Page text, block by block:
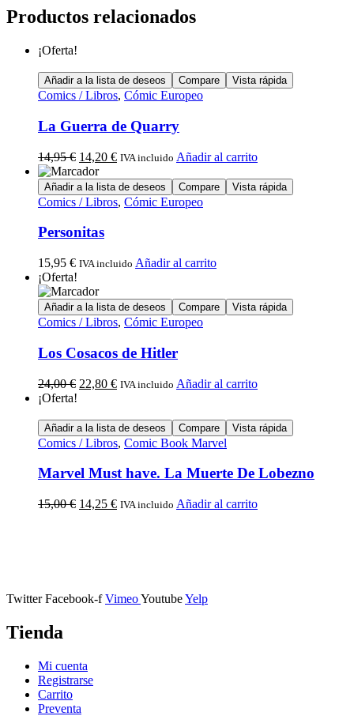
Productos relacionados
¡Oferta!
Añadir a la lista de deseos Compare Vista rápida
Comics / Libros, Cómic Europeo
La Guerra de Quarry
14,95€ 14,20 € IVA incluido Añadir al carrito
Añadir a la lista de deseos Compare Vista rápida
Comics / Libros, Cómic Europeo
Personitas
15,95 € IVA incluido Añadir al carrito
¡Oferta!
Añadir a la lista de deseos Compare Vista rápida
Comics / Libros, Cómic Europeo
Los Cosacos de Hitler
24,00€ 22,80 € IVA incluido Añadir al carrito
¡Oferta!
Añadir a la lista de deseos Compare Vista rápida
Comics / Libros, Comic Book Marvel
Marvel Must have. La Muerte De Lobezno
15,00€ 14,25 € IVA incluido Añadir al carrito
Twitter Facebook-f VimeoYoutubeYelp
Tienda
Mi cuenta
Registrarse
Carrito
Preventa